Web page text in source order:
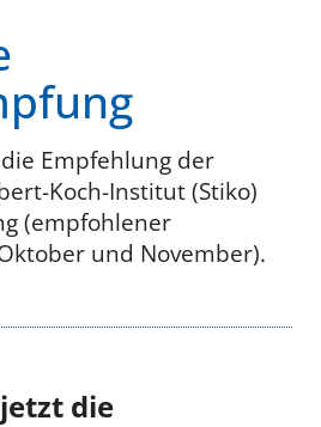
Empfehlung der
Koch-Institut (Stiko)
(empfohlener
und November).
die